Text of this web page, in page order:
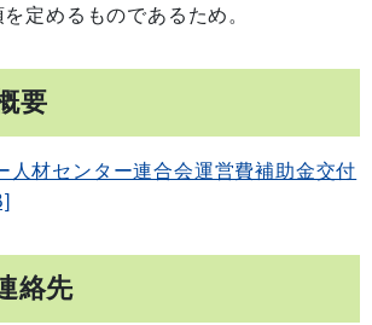
定めるものであるため。
要
人材センター連合会運営費補助金交付
絡先